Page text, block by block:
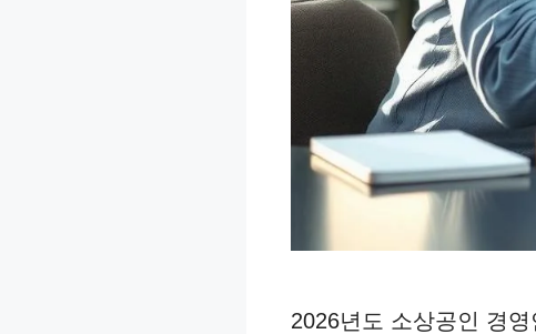
2026년도 소상공인 경